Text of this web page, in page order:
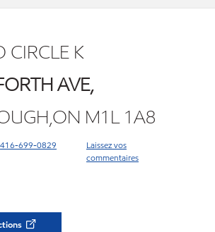
CIRCLE K
AVE,
M1L 1A8
416-699-0829
Laissez vos
commentaires